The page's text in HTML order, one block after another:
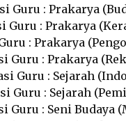
Guru : Prakarya
Guru : Prakarya
: Prakarya
Guru : Prakarya
Guru : Sejarah
Guru : Sejarah
Guru : Seni Budaya